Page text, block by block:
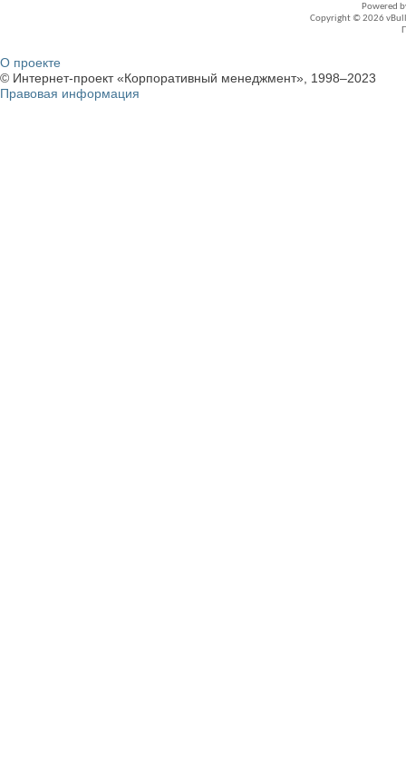
Powered
Copyright © 2026
О проекте
© Интернет-проект «Корпоративный менеджмент», 1998–2023
Правовая информация